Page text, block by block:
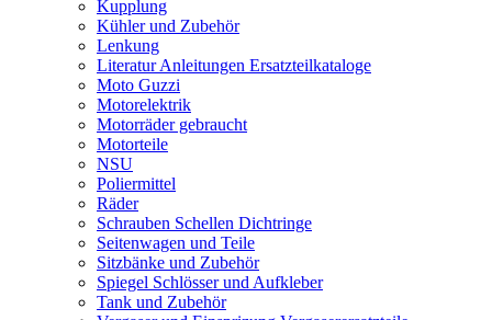
Kupplung
Kühler und Zubehör
Lenkung
Literatur Anleitungen Ersatzteilkataloge
Moto Guzzi
Motorelektrik
Motorräder gebraucht
Motorteile
NSU
Poliermittel
Räder
Schrauben Schellen Dichtringe
Seitenwagen und Teile
Sitzbänke und Zubehör
Spiegel Schlösser und Aufkleber
Tank und Zubehör